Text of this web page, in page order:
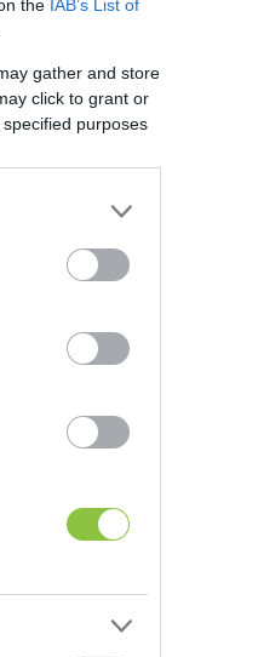
the IAB’s List of
gather and store
click to grant or
purposes
a rémálmokra: ezek
a
és a
ilyenkor kreatív